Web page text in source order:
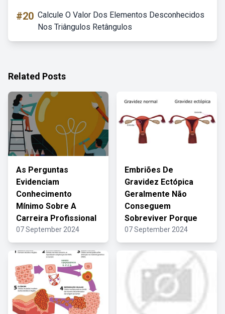
#20 Calcule O Valor Dos Elementos Desconhecidos
Nos Triângulos Retângulos
Related Posts
As Perguntas
Evidenciam
Conhecimento
Mínimo Sobre A
Carreira Profissional
07 September 2024
Embriões De
Gravidez Ectópica
Geralmente Não
Conseguem
Sobreviver Porque
07 September 2024